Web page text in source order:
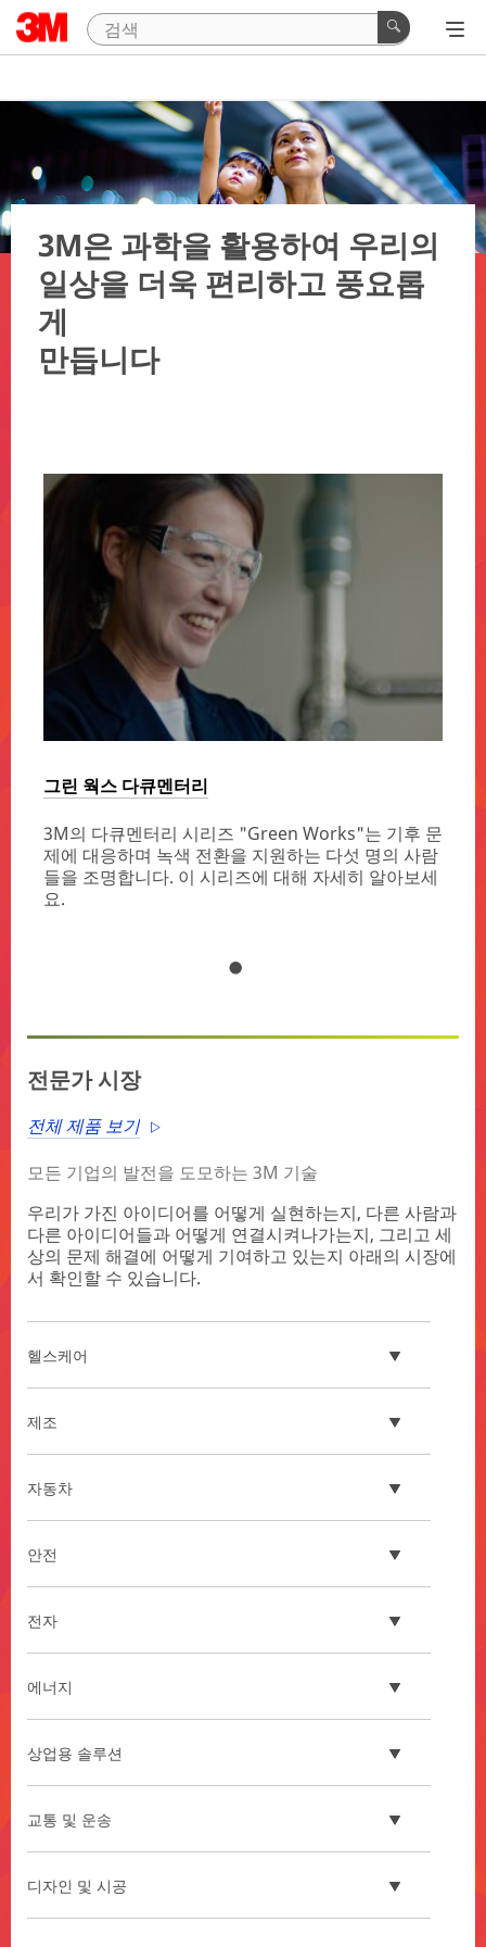
3M은 과학을 활용하여 우리의
일상을 더욱 편리하고 풍요롭
게
만듭니다
그린 웍스 다큐멘터리
3M의 다큐멘터리 시리즈 "Green Works"는 기후 문
제에 대응하며 녹색 전환을 지원하는 다섯 명의 사람
들을 조명합니다. 이 시리즈에 대해 자세히 알아보세
요.
전문가 시장
전체 제품 보기
모든 기업의 발전을 도모하는 3M 기술
우리가 가진 아이디어를 어떻게 실현하는지, 다른 사람과
다른 아이디어들과 어떻게 연결시켜나가는지, 그리고 세
상의 문제 해결에 어떻게 기여하고 있는지 아래의 시장에
서 확인할 수 있습니다.
헬스케어
제조
자동차
안전
전자
에너지
상업용 솔루션
교통 및 운송
디자인 및 시공